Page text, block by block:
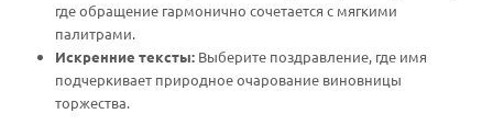
где обращение гармонично сочетается с мягкими
палитрами.
Искренние тексты: Выберите поздравление, где имя
подчеркивает природное очарование виновницы
торжества.